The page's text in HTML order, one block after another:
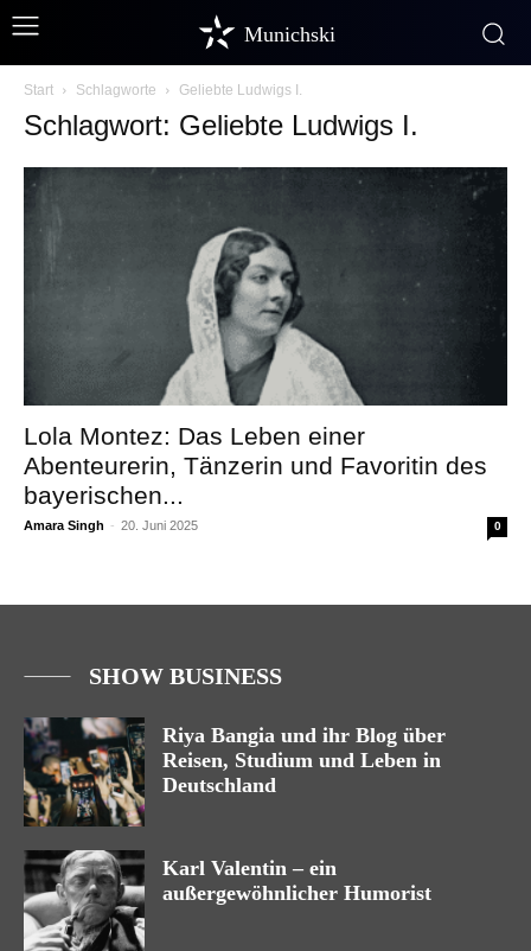
Munichski
Start Schlagworte Geliebte Ludwigs I.
Schlagwort: Geliebte Ludwigs I.
Lola Montez: Das Leben einer
Abenteurerin, Tänzerin und Favoritin des
bayerischen...
Amara Singh - 20. Juni 2025 0
SHOW BUSINESS
Riya Bangia und ihr Blog über
Reisen, Studium und Leben in
Deutschland
Karl Valentin – ein
außergewöhnlicher Humorist